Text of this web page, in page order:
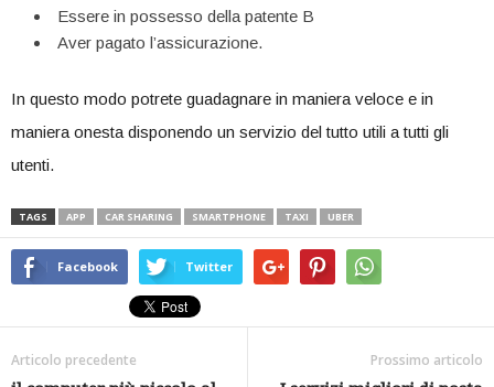
Essere in possesso della patente B
Aver pagato l’assicurazione.
In questo modo potrete guadagnare in maniera veloce e in
maniera onesta disponendo un servizio del tutto utili a tutti gli
utenti.
TAGS APP CAR SHARING SMARTPHONE TAXI UBER
Facebook Twitter
Articolo precedente Prossimo articolo